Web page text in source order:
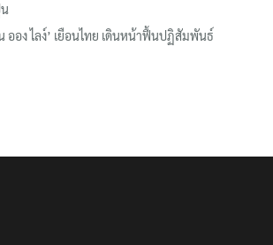
ออง ไลง์’ เยือนไทย เดินหน้าฟื้นปฏิสัมพันธ์